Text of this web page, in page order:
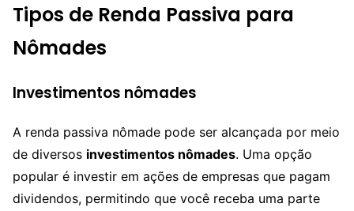
Tipos de Renda Passiva para
Nômades
Investimentos nômades
A renda passiva nômade pode ser alcançada por meio
de diversos investimentos nômades. Uma opção
popular é investir em ações de empresas que pagam
dividendos, permitindo que você receba uma parte